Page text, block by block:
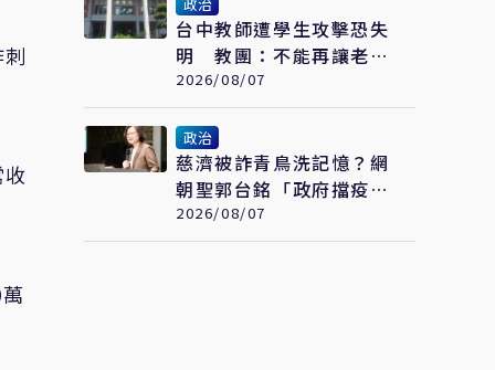
台中教師遭學生攻擊恐失
明 教團：不能再讓老師
用肉身擋危險
2026/08/07
政治
慈濟被詐青鳥洗記憶？網
朝聖郭台銘「政府擋疫
苗」貼文：大小姐說不要
買
2026/08/07